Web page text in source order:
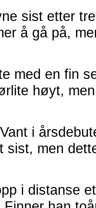
sist etter
å gå på,
med en fin
høyt,
i
sist, men
i distanse